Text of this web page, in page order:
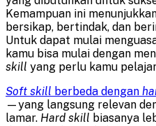
Kemampuan ini
bersikap, bertindak, dan
Untuk dapat mulai
kamu bisa mulai dengan
skill yang perlu kamu
Soft skill berbeda dengan
—yang langsung relevan
lamar. Hard skill biasanya